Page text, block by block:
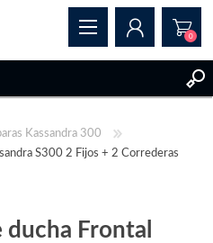
0
Kassandra 300
S300 2 Fijos + 2 Correderas
ducha Frontal